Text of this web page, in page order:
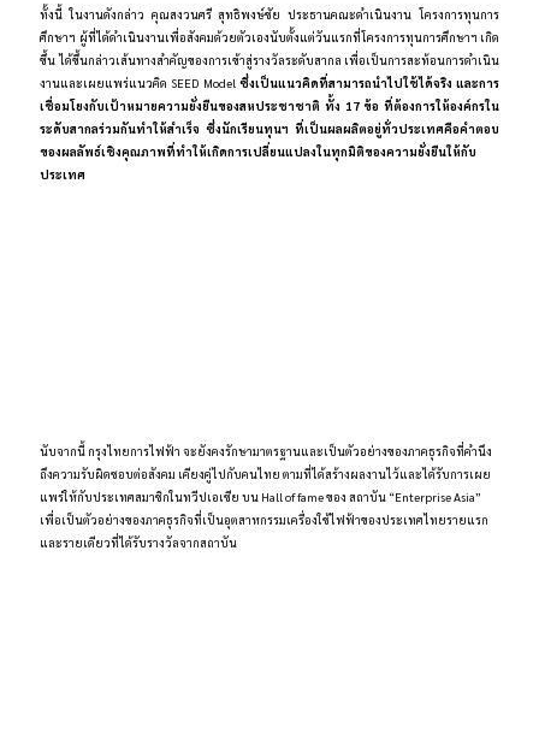
ทั้งนี้ ในงานดังกล่าว คุณสงวนศรี สุทธิพงษ์ชัย ประธานคณะดำเนินงาน โครงการทุนการ
ศึกษาฯ ผู้ที่ได้ดำเนินงานเพื่อสังคมด้วยตัวเองนับตั้งแต่วันแรกที่โครงการทุนการศึกษาฯ เกิด
ขึ้น ได้ขึ้นกล่าวเส้นทางสำคัญของการเข้าสู่รางวัลระดับสากล เพื่อเป็นการสะท้อนการดำเนิน
งานและเผยแพร่แนวคิด SEED Model ซึ่งเป็นแนวคิดที่สามารถนำไปใช้ได้จริง และการ
เชื่อมโยงกับเป้าหมายความยั่งยืนของสหประชาชาติ ทั้ง 17 ข้อ ที่ต้องการให้องค์กรใน
ระดับสากลร่วมกันทำให้สำเร็จ ซึ่งนักเรียนทุนฯ ที่เป็นผลผลิตอยู่ทั่วประเทศคือคำตอบ
ของผลลัพธ์เชิงคุณภาพที่ทำให้เกิดการเปลี่ยนแปลงในทุกมิติของความยั่งยืนให้กับ
ประเทศ
นับจากนี้ กรุงไทยการไฟฟ้า จะยังคงรักษามาตรฐานและเป็นตัวอย่างของภาคธุรกิจที่คำนึง
ถึงความรับผิดชอบต่อสังคม เคียงคู่ไปกับคนไทย ตามที่ได้สร้างผลงานไว้และได้รับการเผย
แพร่ให้กับประเทศสมาชิกในทวีปเอเชีย บน Hall of fame ของ สถาบัน “Enterprise Asia”
เพื่อเป็นตัวอย่างของภาคธุรกิจที่เป็นอุตสาหกรรมเครื่องใช้ไฟฟ้าของประเทศไทยรายแรก
และรายเดียวที่ได้รับรางวัลจากสถาบัน